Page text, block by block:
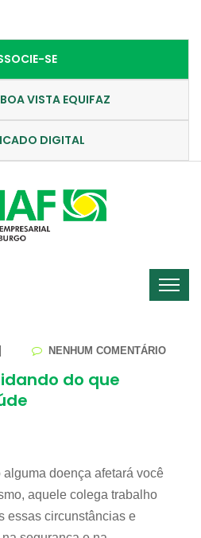
SE
VISTA EQUIFAZ
DIGITAL
NENHUM COMENTÁRIO
do que
doença afetará você
aquele colega trabalho
essas circunstâncias e